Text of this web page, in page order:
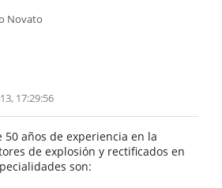
Novato
17:29:56
50 años de experiencia en la
de explosión y rectificados en
son: